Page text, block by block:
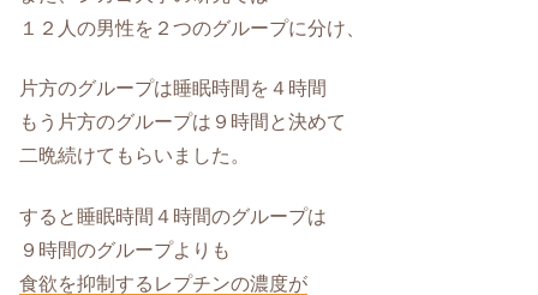
１２人の男性を２つのグループに分け、
片方のグループは睡眠時間を４時間
もう片方のグループは９時間と決めて
二晩続けてもらいました。
すると睡眠時間４時間のグループは
９時間のグループよりも
食欲を抑制するレプチンの濃度が